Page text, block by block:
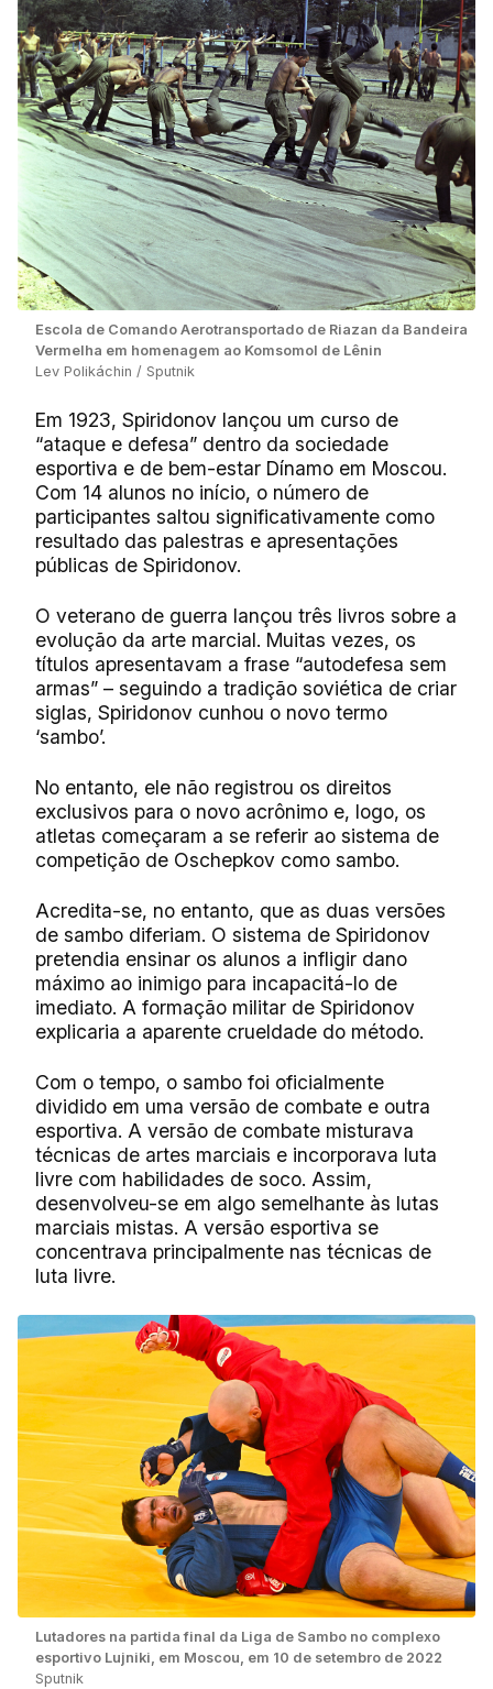
Escola de Comando Aerotransportado de Riazan da Bandeira
Vermelha em homenagem ao Komsomol de Lênin
Lev Polikáchin / Sputnik
Em 1923, Spiridonov lançou um curso de
“ataque e defesa” dentro da sociedade
esportiva e de bem-estar Dínamo em Moscou.
Com 14 alunos no início, o número de
participantes saltou significativamente como
resultado das palestras e apresentações
públicas de Spiridonov.
O veterano de guerra lançou três livros sobre a
evolução da arte marcial. Muitas vezes, os
títulos apresentavam a frase “autodefesa sem
armas” – seguindo a tradição soviética de criar
siglas, Spiridonov cunhou o novo termo
‘sambo’.
No entanto, ele não registrou os direitos
exclusivos para o novo acrônimo e, logo, os
atletas começaram a se referir ao sistema de
competição de Oschepkov como sambo.
Acredita-se, no entanto, que as duas versões
de sambo diferiam. O sistema de Spiridonov
pretendia ensinar os alunos a infligir dano
máximo ao inimigo para incapacitá-lo de
imediato. A formação militar de Spiridonov
explicaria a aparente crueldade do método.
Com o tempo, o sambo foi oficialmente
dividido em uma versão de combate e outra
esportiva. A versão de combate misturava
técnicas de artes marciais e incorporava luta
livre com habilidades de soco. Assim,
desenvolveu-se em algo semelhante às lutas
marciais mistas. A versão esportiva se
concentrava principalmente nas técnicas de
luta livre.
Lutadores na partida final da Liga de Sambo no complexo
esportivo Lujniki, em Moscou, em 10 de setembro de 2022
Sputnik